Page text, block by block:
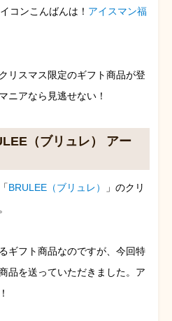
こんばんは！ アイスマン福
リスマス限定のギフト商品が登
ニアなら見逃せない！
（ブリュレ） アー
BRULEE（ブリュレ）
」のクリ
ギフト商品なのですが、今回特
品を送っていただきました。ア